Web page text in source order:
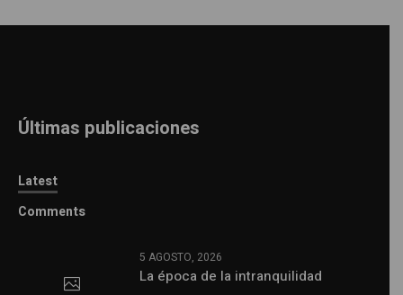
Últimas publicaciones
Latest
Comments
5 AGOSTO, 2026
La época de la intranquilidad